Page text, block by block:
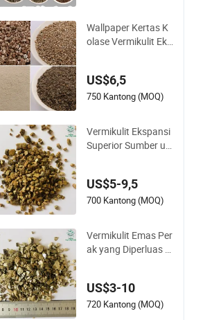
Wallpaper Kertas K
olase Vermikulit Eks
ermikulit
US$6,5
750 Kantong (MOQ)
Vermikulit Ekspansi
Superior Sumber un
US$5-9,5
700 Kantong (MOQ)
Vermikulit Emas Per
ak yang Diperluas u
an Bangunan
US$3-10
720 Kantong (MOQ)